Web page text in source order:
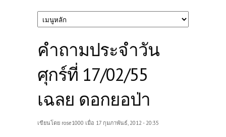
คำถามประจำวัน
ศุกร์ที่ 17/02/55
เฉลย ดอกยอป่า
เขียนโดย rose1000 เมื่อ 17 กุมภาพันธ์, 2012 - 20:35